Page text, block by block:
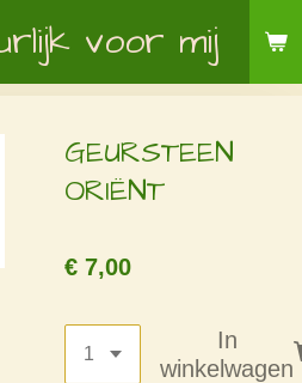
voor mij
GEURSTEEN
ORIËNT
€ 7,00
In
winkelwagen